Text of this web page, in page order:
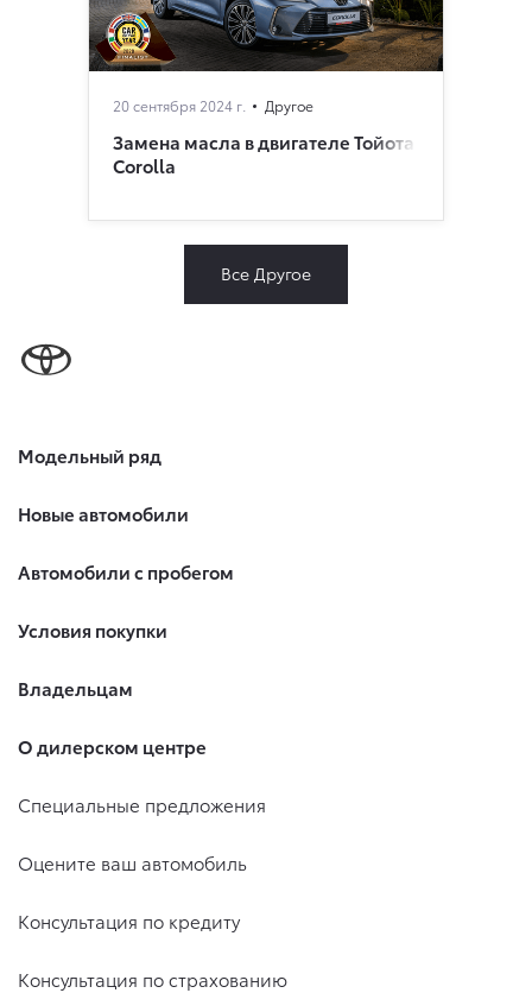
20 сентября 2024 г. Другое
Замена масла в двигателе Тойота
Corolla
Все Другое
Модельный ряд
Новые автомобили
Автомобили с пробегом
Условия покупки
Владельцам
О дилерском центре
Специальные предложения
Оцените ваш автомобиль
Консультация по кредиту
Консультация по страхованию